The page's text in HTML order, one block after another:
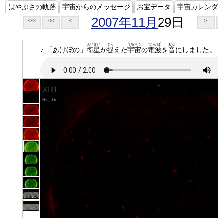
はやぶさの軌跡 宇宙からのメッセージ お宝データ 宇宙カレン
<<< << < 2007年11月 29日 >
♪ 「あけぼの」 衛星
えいせい
が捉
とら
えた宇宙
うちゅう
の電波
でんぱ
を音
おと
にしました。